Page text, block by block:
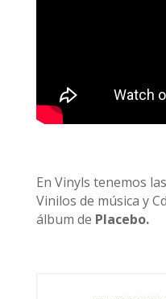
En Vinyls tenemos
Vinilos de música y
álbum de Placebo.